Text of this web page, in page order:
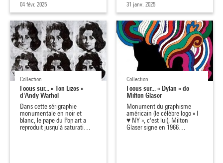
04 févr. 2025 31 janv. 2025
Collection
Focus sur... « Ten Lizes »
d'Andy Warhol
Dans cette sérigraphie
monumentale en noir et
blanc, le pape du Pop art a
reproduit jusqu'à saturati…
Collection
Focus sur... « Dylan » de
Milton Glaser
Monument du graphisme
américain (le célèbre logo « I
♥ NY », c'est lui), Milton
Glaser signe en 1966…